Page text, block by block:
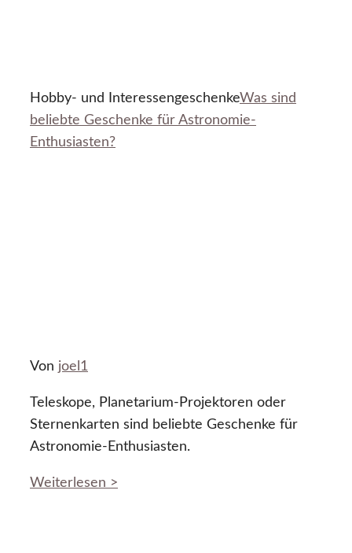
Hobby- und InteressengeschenkeWas sind
beliebte Geschenke für Astronomie-
Enthusiasten?
Von joel1
Teleskope, Planetarium-Projektoren oder
Sternenkarten sind beliebte Geschenke für
Astronomie-Enthusiasten.
Weiterlesen >